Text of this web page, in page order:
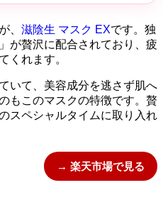
、 滋陰生 マスク EXです。独
が贅沢に配合されており、疲
くれます。
いて、美容成分を逃さず肌へ
もこのマスクの特徴です。贅
スペシャルタイムに取り入れ
→ 楽天市場で見る